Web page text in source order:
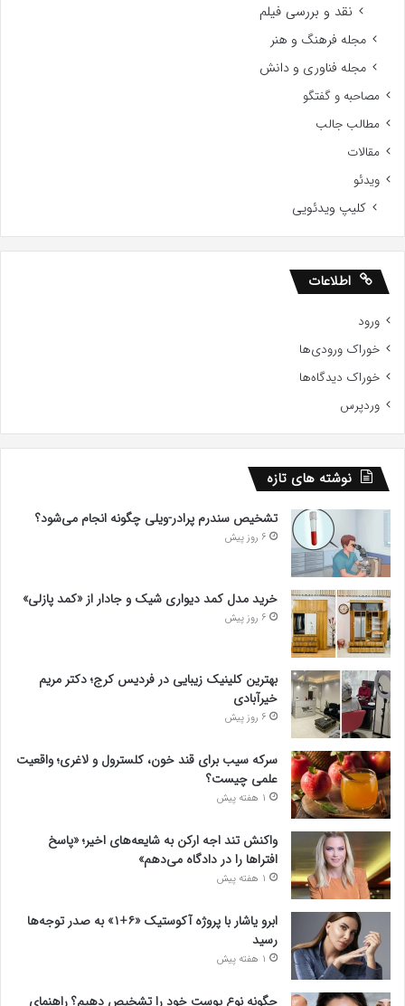
نقد و بررسی فیلم
مجله فرهنگ و هنر
مجله فناوری و دانش
مصاحبه و گفتگو
مطالب جالب
مقالات
ویدئو
کلیپ ویدئویی
اطلاعات
ورود
خوراک ورودی‌ها
خوراک دیدگاه‌ها
وردپرس
نوشته های تازه
تشخیص سندرم پرادر-ویلی چگونه انجام می‌شود؟
6 روز پیش
خرید مدل کمد دیواری شیک و جادار از «کمد پازلی»
6 روز پیش
بهترین کلینیک زیبایی در فردیس کرج؛ دکتر مریم
خیرآبادی
6 روز پیش
سرکه سیب برای قند خون، کلسترول و لاغری؛ واقعیت
علمی چیست؟
1 هفته پیش
واکنش تند اجه ارکن به شایعه‌های اخیر؛ «پاسخ
افتراها را در دادگاه می‌دهم»
1 هفته پیش
ابرو یاشار با پروژه آکوستیک «۶+۱» به صدر توجه‌ها
رسید
1 هفته پیش
چگونه نوع پوست خود را تشخیص دهیم؟ راهنمای